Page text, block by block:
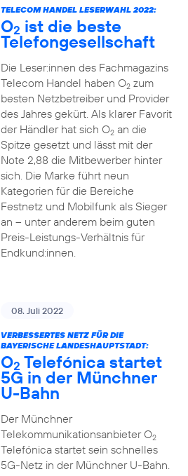
TELECOM HANDEL LESERWAHL 2022:
O2 ist die beste
Telefongesellschaft
Die Leser:innen des Fachmagazins
Telecom Handel haben O2zum
besten Netzbetreiber und Provider
des Jahres gekürt. Als klarer Favorit
der Händler hat sich O2an die
Spitze gesetzt und lässt mit der
Note 2,88 die Mitbewerber hinter
sich. Die Marke führt neun
Kategorien für die Bereiche
Festnetz und Mobilfunk als Sieger
an – unter anderem beim guten
Preis-Leistungs-Verhältnis für
Endkund:innen.
08. Juli 2022
VERBESSERTES NETZ FÜR DIE
BAYERISCHE LANDESHAUPTSTADT:
O2 Telefónica startet
5G in der Münchner
U-Bahn
Der Münchner
Telekommunikationsanbieter O2
Telefónica startet sein schnelles
5G-Netz in der Münchner U-Bahn.